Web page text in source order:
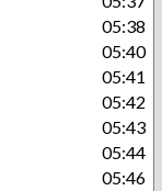
05:38
05:40
05:41
05:42
05:43
05:44
05:46